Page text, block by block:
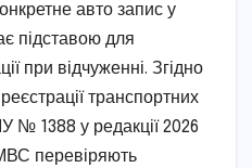
авто запис у
підставою для
при відчуженні. Згідно
транспортних
№ 1388 у редакції 2026
перевіряють